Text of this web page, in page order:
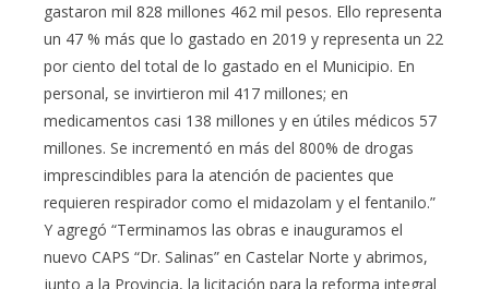
gastaron mil 828 millones 462 mil pesos. Ello representa
un 47 % más que lo gastado en 2019 y representa un 22
por ciento del total de lo gastado en el Municipio. En
personal, se invirtieron mil 417 millones; en
medicamentos casi 138 millones y en útiles médicos 57
millones. Se incrementó en más del 800% de drogas
imprescindibles para la atención de pacientes que
requieren respirador como el midazolam y el fentanilo.”
Y agregó “Terminamos las obras e inauguramos el
nuevo CAPS “Dr. Salinas” en Castelar Norte y abrimos,
junto a la Provincia, la licitación para la reforma integral